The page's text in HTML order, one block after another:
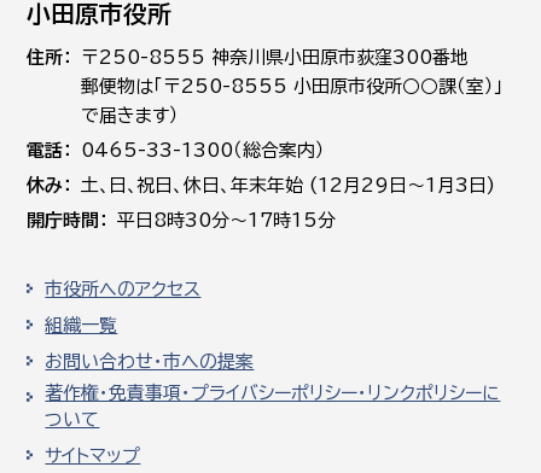
小田原市役所
住所
〒250-8555 神奈川県小田原市荻窪300番地
郵便物は「〒250-8555 小田原市役所○○課（室）」
で届きます）
電話
0465-33-1300（総合案内）
休み
土､日､祝日、休日、年末年始 (12月29日～1月3日)
開庁時間
平日8時30分～17時15分
市役所へのアクセス
組織一覧
お問い合わせ・市への提案
著作権・免責事項・プライバシーポリシー・リンクポリシーに
ついて
サイトマップ